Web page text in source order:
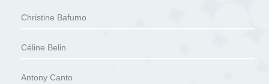
Christine Bafumo
Céline Belin
Antony Canto